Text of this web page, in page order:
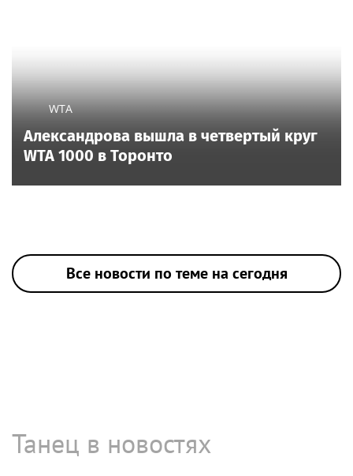
WTA
Александрова вышла в четвертый круг
WTA 1000 в Торонто
Все новости по теме на сегодня
Танец в новостях